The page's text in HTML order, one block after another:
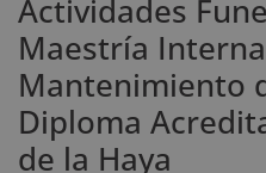
Actividades
Maestría
Mantenimiento
Diploma
de la Haya